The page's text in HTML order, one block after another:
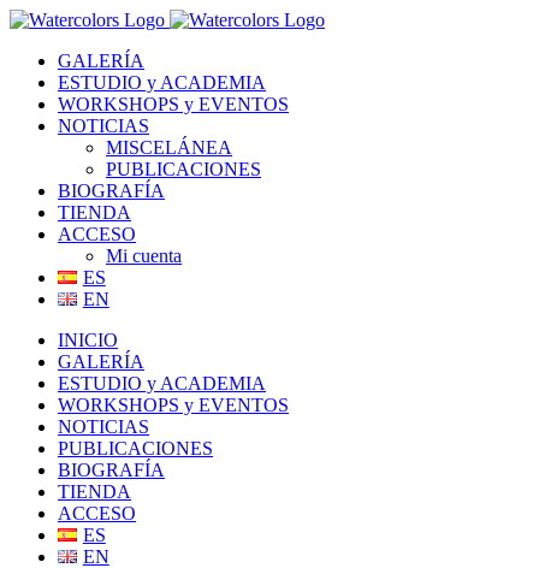
Saltar
contenidoGALERÍA
ESTUDIO y ACADEMIA
WORKSHOPS y EVENTOS
NOTICIAS
MISCELÁNEA
PUBLICACIONES
BIOGRAFÍA
TIENDA
ACCESO
Mi cuenta
ES
EN
INICIO
GALERÍA
ESTUDIO y ACADEMIA
WORKSHOPS y EVENTOS
NOTICIAS
PUBLICACIONES
BIOGRAFÍA
TIENDA
ACCESO
ES
EN